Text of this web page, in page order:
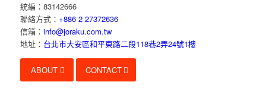
統編：83142666
聯絡方式： +886 2 27372636
信箱： info@joraku.com.tw
地址： 台北市大安區和平東路二段118巷2弄24號1樓
ABOUT CONTACT